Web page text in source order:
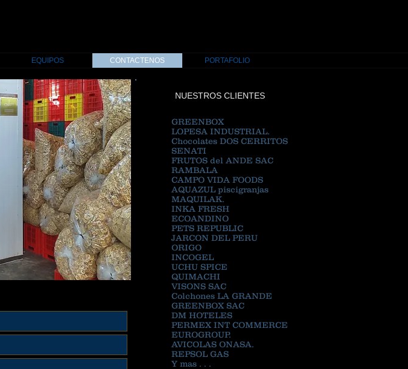
EQUIPOS CONTACTENOS PORTAFOLIO
NUESTROS CLIENTES
GREENBOX
LOPESA INDUSTRIAL.
Chocolates DOS CERRITOS
SENATI
FRUTOS del ANDE SAC
RAMBALA
CAMPO VIDA FOODS
AQUAZUL piscigranjas
MAQUILAK.
INKA FRESH
ECOANDINO
PETS REPUBLIC
JARCON DEL PERU
ORIGO
INCOGEL
UCHU SPICE
QUIMACHI
VISONS SAC
Colchones LA GRANDE
GREENBOX SAC
DM HOTELES
PERMEX INT COMMERCE
EUROGROUP.
AVICOLAS ONASA.
REPSOL GAS
Y mas . . .